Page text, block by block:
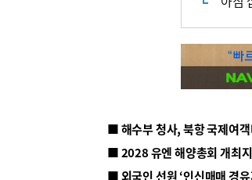
■ 해수부 청사, 북항 국제여
■ 2028 유엔 해양총회 개최
■ 외국인 선원 ‘인신매매 경